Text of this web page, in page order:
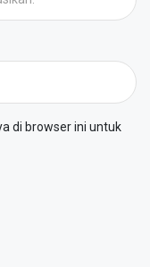
di browser ini untuk